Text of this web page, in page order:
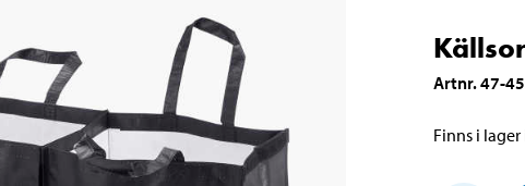
Artnr.47-
Finns i lager